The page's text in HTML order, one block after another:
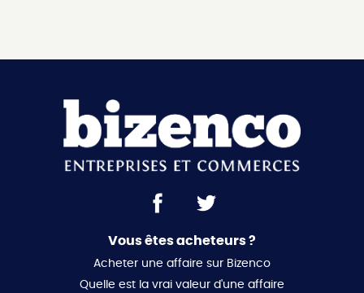
Vous êtes acheteurs ?
Acheter une affaire sur Bizenco
Quelle est la vrai valeur d'une affaire